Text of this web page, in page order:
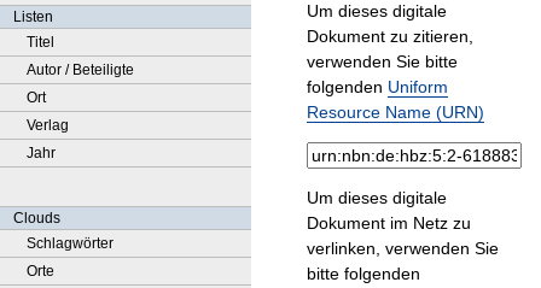
Listen
Titel
Autor / Beteiligte
Ort
Verlag
Jahr
Clouds
Schlagwörter
Orte
Um dieses digitale
Dokument zu zitieren,
verwenden Sie bitte
folgenden Uniform
Resource Name (URN)
Um dieses digitale
Dokument im Netz zu
verlinken, verwenden Sie
bitte folgenden